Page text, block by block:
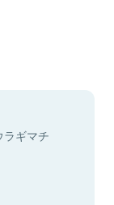
ラギマチ